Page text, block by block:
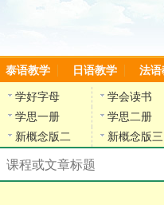
泰语教学 日语教学 法语
学好字母
学会读书
学思一册
学思二册
新概念版二 新概念版三